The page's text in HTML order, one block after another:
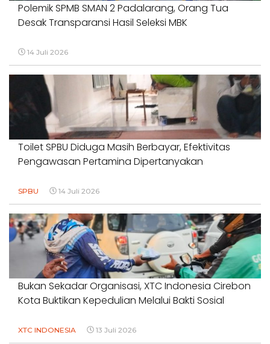
Polemik SPMB SMAN 2 Padalarang, Orang Tua
Desak Transparansi Hasil Seleksi MBK
14 Juli 2026
Toilet SPBU Diduga Masih Berbayar, Efektivitas
Pengawasan Pertamina Dipertanyakan
SPBU 14 Juli 2026
Bukan Sekadar Organisasi, XTC Indonesia Cirebon
Kota Buktikan Kepedulian Melalui Bakti Sosial
XTC INDONESIA 13 Juli 2026